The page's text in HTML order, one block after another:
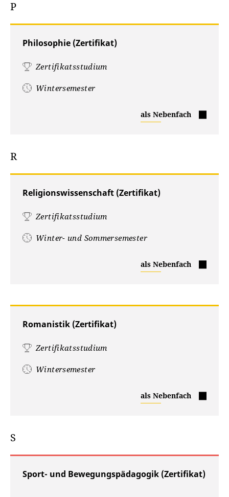
P
Philosophie (Zertifikat)
Zertifikatsstudium
Wintersemester
Philosophie
(Zertifikat)
als Nebenfach
R
Religionswissenschaft (Zertifikat)
Zertifikatsstudium
Winter- und Sommersemester
Religionswissenschaft
(Zertifikat)
als Nebenfach
Romanistik (Zertifikat)
Zertifikatsstudium
Wintersemester
Romanistik
(Zertifikat)
als Nebenfach
S
Sport- und Bewegungspädagogik (Zertifikat)